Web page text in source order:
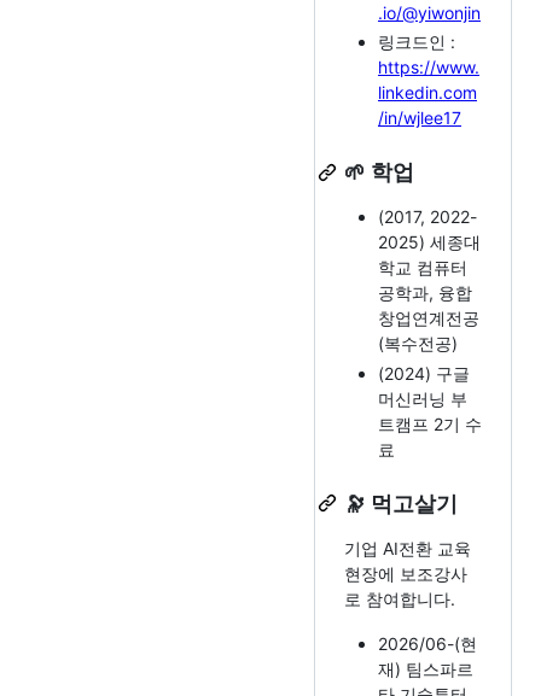
.io/@yiwonjin
링크드인 :
https://www.
linkedin.com
/in/wjlee17
🌱 학업
(2017, 2022-
2025) 세종대
학교 컴퓨터
공학과, 융합
창업연계전공
(복수전공)
(2024) 구글
머신러닝 부
트캠프 2기 수
료
🔭 먹고살기
기업 AI전환 교육
현장에 보조강사
로 참여합니다.
2026/06-(현
재) 팀스파르